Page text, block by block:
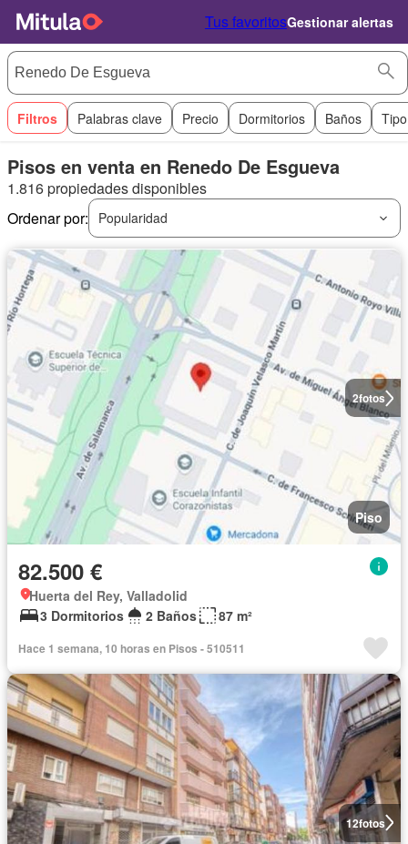
Tus favoritosGestionar alertas
Filtros Palabras clave Precio Dormitorios Baños
Pisos en venta en Renedo De Esgueva
1.816 propiedades disponibles
Ordenar por:
Popularidad
2fotos
Piso
82.500 €
Huerta del Rey, Valladolid
3 Dormitorios
2 Baños 87 m²
Hace 1 semana, 10 horas en Pisos - 510511
12fotos